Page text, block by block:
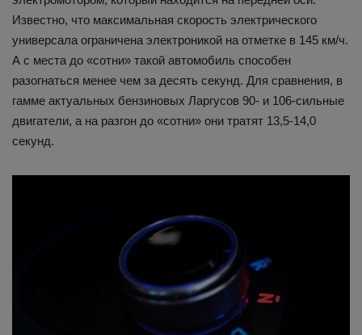
Известно, что максимальная скорость электрического
универсала ограничена электроникой на отметке в 145 км/ч.
А с места до «сотни» такой автомобиль способен
разогнаться менее чем за десять секунд. Для сравнения, в
гамме актуальных бензиновых Ларгусов 90- и 106-сильные
двигатели, а на разгон до «сотни» они тратят 13,5-14,0
секунд.